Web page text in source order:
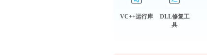
VC++运行库
DLL修复工
具